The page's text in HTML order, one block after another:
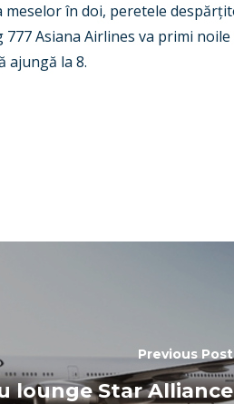
meselor în doi, peretele
777 Asiana Airlines va primi
ajungă la 8.
Previous Post
lounge Star Alliance